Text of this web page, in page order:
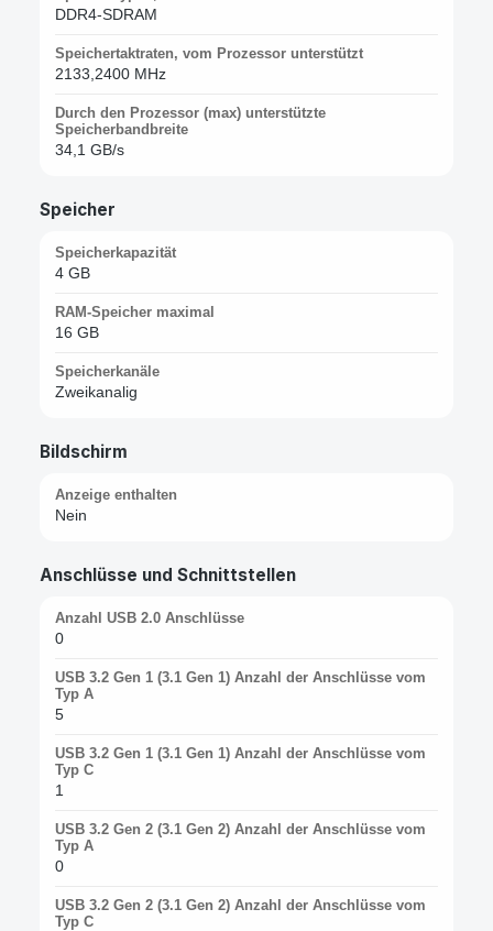
DDR4-SDRAM
Speichertaktraten, vom Prozessor unterstützt
2133,2400 MHz
Durch den Prozessor (max) unterstützte
Speicherbandbreite
34,1 GB/s
Speicher
Speicherkapazität
4 GB
RAM-Speicher maximal
16 GB
Speicherkanäle
Zweikanalig
Bildschirm
Anzeige enthalten
Nein
Anschlüsse und Schnittstellen
Anzahl USB 2.0 Anschlüsse
0
USB 3.2 Gen 1 (3.1 Gen 1) Anzahl der Anschlüsse vom
Typ A
5
USB 3.2 Gen 1 (3.1 Gen 1) Anzahl der Anschlüsse vom
Typ C
1
USB 3.2 Gen 2 (3.1 Gen 2) Anzahl der Anschlüsse vom
Typ A
0
USB 3.2 Gen 2 (3.1 Gen 2) Anzahl der Anschlüsse vom
Typ C